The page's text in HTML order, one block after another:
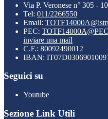
Via P. Veronese n° 305 -
Tel: 011/2266550
Email:
PEC:
inviare una mail
C.F.: 80092490012
IBAN:
Seguici su
Youtube
Sezione Link Utili